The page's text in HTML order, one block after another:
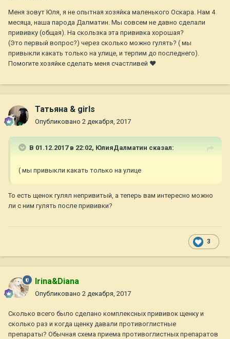
Меня зовут Юля, я не опытная хозяйка маленького Оскара. Нам 4
месяца, наша парода Далматин. Мы совсем не давно сделали
прививку (общая). На скользка эта прививка хорошая?
(Это первый вопрос?) через сколько можно гулять? ( мы
привыкли какать только на улице, и терпим до последнего).
Помогите хозяйке сделать меня счастливей ❤️
Татьяна & girls
Опубликовано 2 декабря, 2017
В 01.12.2017 в 22:02, ЮлияДалматин сказал:
( мы привыкли какать только на улице
То есть щенок гулял непривитый, а теперь вам интересно можно
ли с ним гулять после прививки?
3
Irina&Diana
Опубликовано 2 декабря, 2017
Сколько всего было сделано комплексных прививок щенку и
сколько раз и когда щенку давали противоглистные
препараты? Обычная схема приема противоглистных препаратов